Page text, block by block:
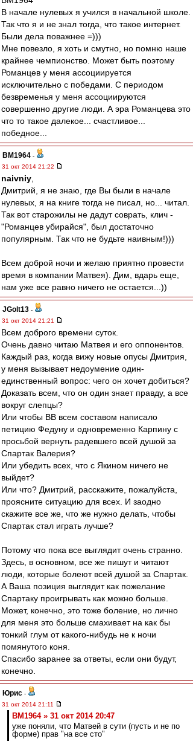
В начале нулевых я учился в начальной школе.
Так что я и не знал тогда, что такое интернет.
Были дела поважнее =)))
Мне повезло, я хоть и смутно, но помню наше
крайнее чемпионство. Может быть поэтому
Романцев у меня ассоциируется
исключительно с победами. С периодом
безвременья у меня ассоциируются
совершенно другие люди. А эра Романцева это
что то такое далекое... счастливое...
победное...
BM1964 -
31 окт 2014 21:22
naivniy
Дмитрий, я не знаю, где Вы были в начале
нулевых, я на книге тогда не писал, но... читал.
Так вот старожилы не дадут соврать, клич -
"Романцев убирайся", был достаточно
популярным. Так что не будьте наивным!)))
Всем доброй ночи и желаю приятно провести
время в компании Матвея). Дим, вдарь еще,
нам уже все равно ничего не остается...))
JGolt13 -
31 окт 2014 21:21
Всем доброго времени суток.
Очень давно читаю Матвея и его оппонентов.
Каждый раз, когда вижу новые опусы Дмитрия,
у меня вызывает недоумение один-
единственный вопрос: чего он хочет добиться?
Доказать всем, что он один знает правду, а все
вокруг слепцы?
Или чтобы ВВ всем составом написало
петицию Федуну и одновременно Карпину с
просьбой вернуть радевшего всей душой за
Спартак Валерия?
Или убедить всех, что с Якином ничего не
выйдет?
Или что? Дмитрий, расскажите, пожалуйста,
проясните ситуацию для всех. И заодно
скажите все же, что же нужно делать, чтобы
Спартак стал играть лучше?
Потому что пока все выглядит очень странно.
Здесь, в основном, все же пишут и читают
люди, которые болеют всей душой за Спартак.
А Ваша позиция выглядит как пожелание
Спартаку проигрывать как можно больше.
Может, конечно, это тоже боление, но лично
для меня это больше смахивает на как бы
тонкий глум от какого-нибудь не к ночи
помянутого коня.
Спасибо заранее за ответы, если они будут,
конечно.
Юрис -
31 окт 2014 21:11
BM1964 » 31 окт 2014 20:47
уже поняли, что Матвей в сути (пусть и не по
форме) прав "на все сто"